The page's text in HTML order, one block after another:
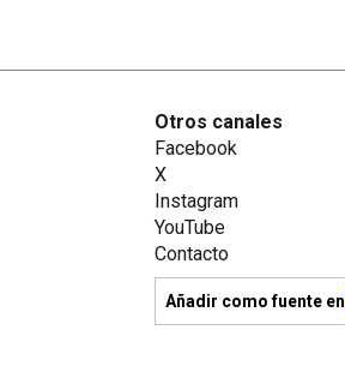
Otros canales
Facebook
X
Instagram
YouTube
Contacto
Añadir como fuente en